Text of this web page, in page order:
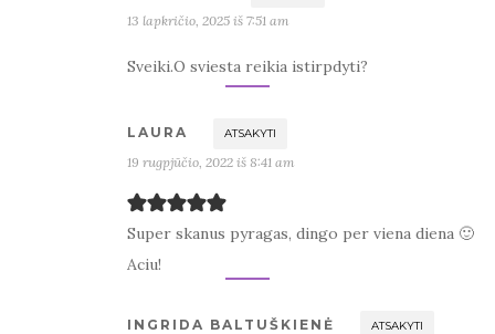
13 lapkričio, 2025 iš 7:51 am
Sveiki.O sviesta reikia istirpdyti?
LAURA ATSAKYTI
19 rugpjūčio, 2022 iš 8:41 am
Super skanus pyragas, dingo per viena diena 🙂
Aciu!
INGRIDA BALTUŠKIENĖ ATSAKYTI